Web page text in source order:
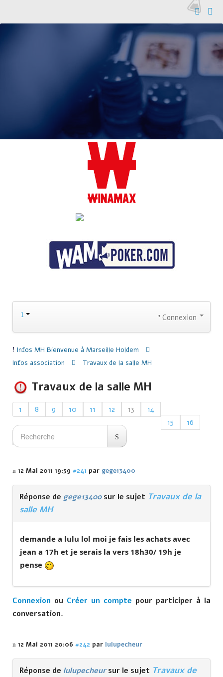
Connexion
Infos MH Bienvenue à Marseille Holdem
Infos association
Travaux de la salle MH
Travaux de la salle MH
1 8 9 10 11 12 13
14
15
16
17
21
12 Mai 2011 19:59 #241 par gege13400
Réponse de gege13400sur le sujet Travaux de la
salle MH
demande a lulu lol moi je fais les achats avec
jean a 17h et je serais la vers 18h30/ 19h je
pense
Connexion ou Créer un compte pour participer à la
conversation.
12 Mai 2011 20:06 #242 par lulupecheur
Réponse de lulupecheursur le sujet Travaux de